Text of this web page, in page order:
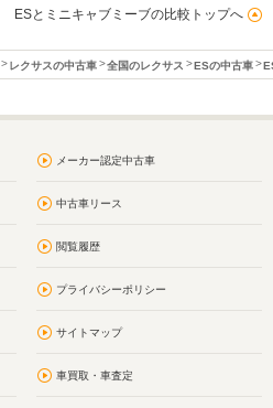
ESとミニキャブミーブの比較トップへ
レクサスの中古車 全国のレクサス ESの中古車
メーカー認定中古車
中古車リース
閲覧履歴
プライバシーポリシー
サイトマップ
車買取・車査定